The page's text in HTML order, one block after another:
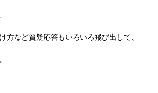
方など質疑応答もいろいろ飛び出して、